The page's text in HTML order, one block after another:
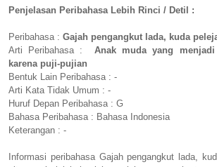
Penjelasan Peribahasa Lebih Rinci / Detil :
Peribahasa : Gajah pengangkut lada, kuda
Arti Peribahasa : Anak muda yang
karena puji-pujian
Bentuk Lain Peribahasa : -
Arti Kata Tidak Umum : -
Huruf Depan Peribahasa : G
Bahasa Peribahasa : Bahasa Indonesia
Keterangan : -
Informasi peribahasa Gajah pengangkut lada,